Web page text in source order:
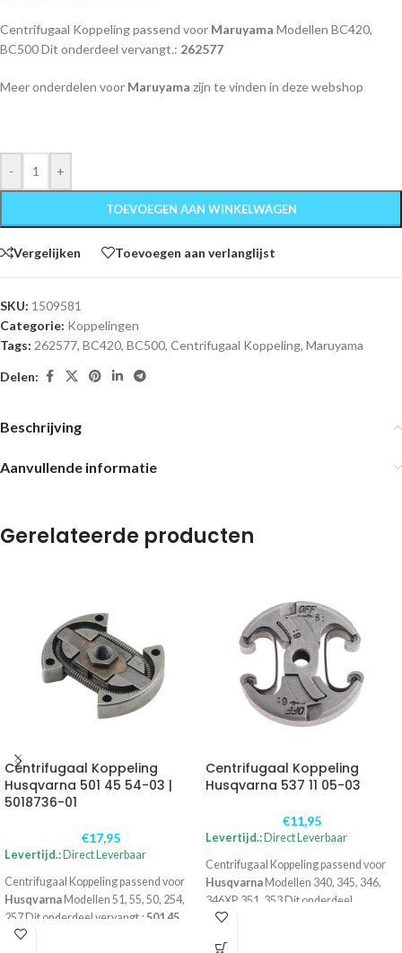
Centrifugaal Koppeling passend voor Maruyama Modellen BC420,
BC500 Dit onderdeel vervangt.: 262577
Meer onderdelen voor Maruyama zijn te vinden in deze webshop
- +
TOEVOEGEN AAN WINKELWAGEN
Vergelijken Toevoegen aan verlanglijst
SKU: 1509581
Categorie: Koppelingen
Tags: 262577, BC420, BC500, Centrifugaal Koppeling, Maruyama
Delen:
Beschrijving
Aanvullende informatie
Gerelateerde producten
Centrifugaal Koppeling
Husqvarna 501 45 54-03 |
5018736-01
€17,95
Levertijd.: Direct Leverbaar
Centrifugaal Koppeling passend voor
Husqvarna Modellen 51, 55, 50, 254,
257 Dit onderdeel vervangt.: 501 45
54-03, 5018736-01
Centrifugaal Koppeling
Husqvarna 537 11 05-03
€11,95
Levertijd.: Direct Leverbaar
Centrifugaal Koppeling passend voor
Husqvarna Modellen 340, 345, 346,
346XP, 351, 353 Dit onderdeel
vervangt.:
Meer onderdelen voor